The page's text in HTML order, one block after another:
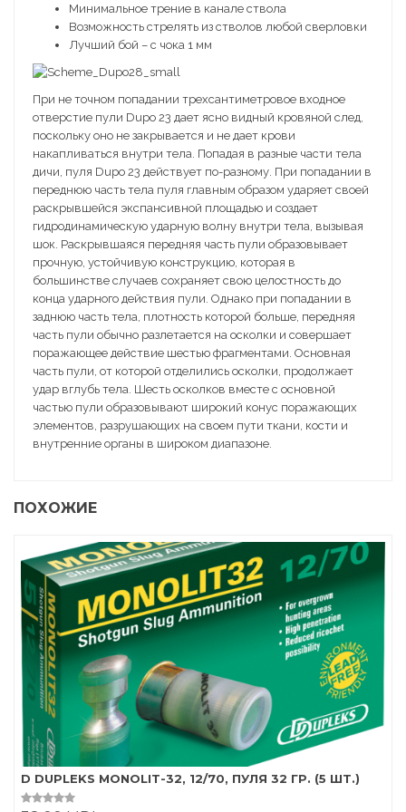
Минимальное трение в канале ствола
Возможность стрелять из стволов любой сверловки
Лучший бой – с чока 1 мм
При не точном попадании трехсантиметровое входное
отверстие пули Dupo 23 дает ясно видный кровяной след,
поскольку оно не закрывается и не дает крови
накапливаться внутри тела. Попадая в разные части тела
дичи, пуля Dupo 23 действует по-разному. При попадании в
переднюю часть тела пуля главным образом ударяет своей
раскрывшейся экспансивной площадью и создает
гидродинамическую ударную волну внутри тела, вызывая
шок. Раскрывшаяся передняя часть пули образовывает
прочную, устойчивую конструкцию, которая в
большинстве случаев сохраняет свою целостность до
конца ударного действия пули. Однако при попадании в
заднюю часть тела, плотность которой больше, передняя
часть пули обычно разлетается на осколки и совершает
поражающее действие шестью фрагментами. Основная
часть пули, от которой отделились осколки, продолжает
удар вглубь тела. Шесть осколков вместе с основной
частью пули образовывают широкий конус поражающих
элементов, разрушающих на своем пути ткани, кости и
внутренние органы в широком диапазоне.
ПОХОЖИЕ
D DUPLEKS MONOLIT-32, 12/70, ПУЛЯ 32 ГР. (5 ШТ.)